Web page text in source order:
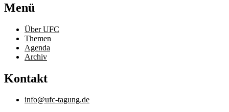
Menü
Über UFC
Themen
Agenda
Archiv
Kontakt
info@ufc-tagung.de